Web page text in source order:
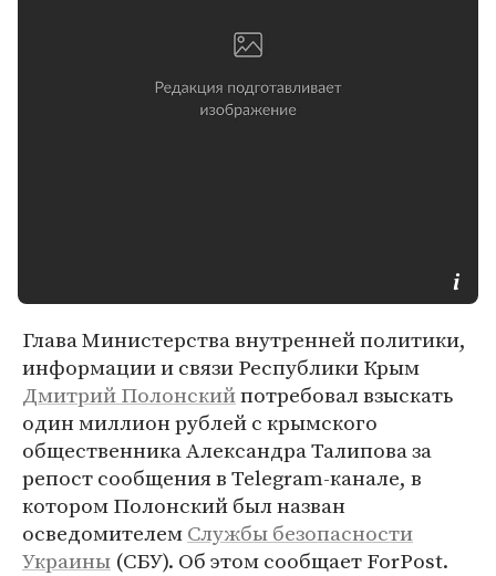
Глава Министерства внутренней политики,
информации и связи Республики Крым
Дмитрий Полонскийпотребовал взыскать
один миллион рублей с крымского
общественника Александра Талипова за
репост сообщения в Telegram-канале, в
котором Полонский был назван
осведомителемСлужбы безопасности
Украины (СБУ). Об этом сообщает ForPost.